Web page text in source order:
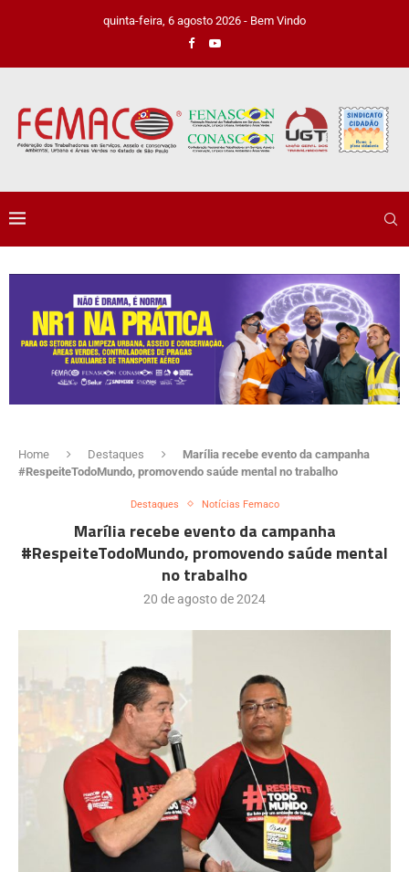
quinta-feira, 6 agosto 2026 - Bem Vindo
Home Destaques
Marília recebe evento da campanha
#RespeiteTodoMundo, promovendo saúde mental no trabalho
Destaques Notícias Femaco
Marília recebe evento da campanha
#RespeiteTodoMundo, promovendo saúde mental
no trabalho
20 de agosto de 2024